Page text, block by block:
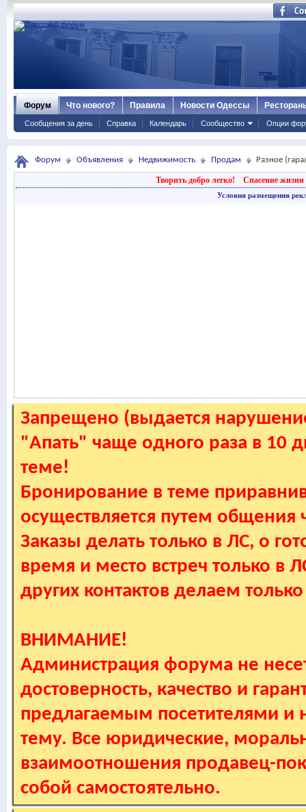
Форум
Сообщения за день Справка Календарь Сообщество Опции
Что нового? Правила Новости Одессы
Форум Объявления Недвижимость Продам Разное
Творить добро легко! Спасение жизни
Условия размещения
Запрещено (выдается
"Апать" чаще одного раза в 10
теме!
Бронирование в теме
осуществляется путем
Заказы делать только в ЛС, о
время и место встреч только в
других контактов делаем
ВНИМАНИЕ!
Администрация форума не
достоверность, качество и
предлагаемым посетителями и
тему. Все юридические,
взаимоотношения продавец-
собой самостоятельно.